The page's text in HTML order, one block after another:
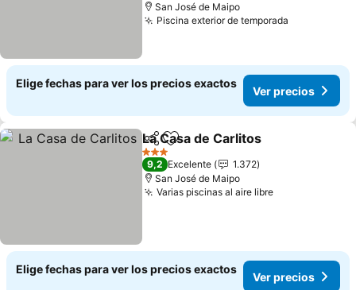
San José de Maipo
Piscina exterior de temporada
Elige fechas para ver los precios exactos
Ver precios
CompartirAgregar a favoritos
La Casa de Carlitos
3 Estrellas
9,2 Excelente
1.372
San José de Maipo
Varias piscinas al aire libreVer precios
Elige fechas para ver los precios exactos
Ver precios